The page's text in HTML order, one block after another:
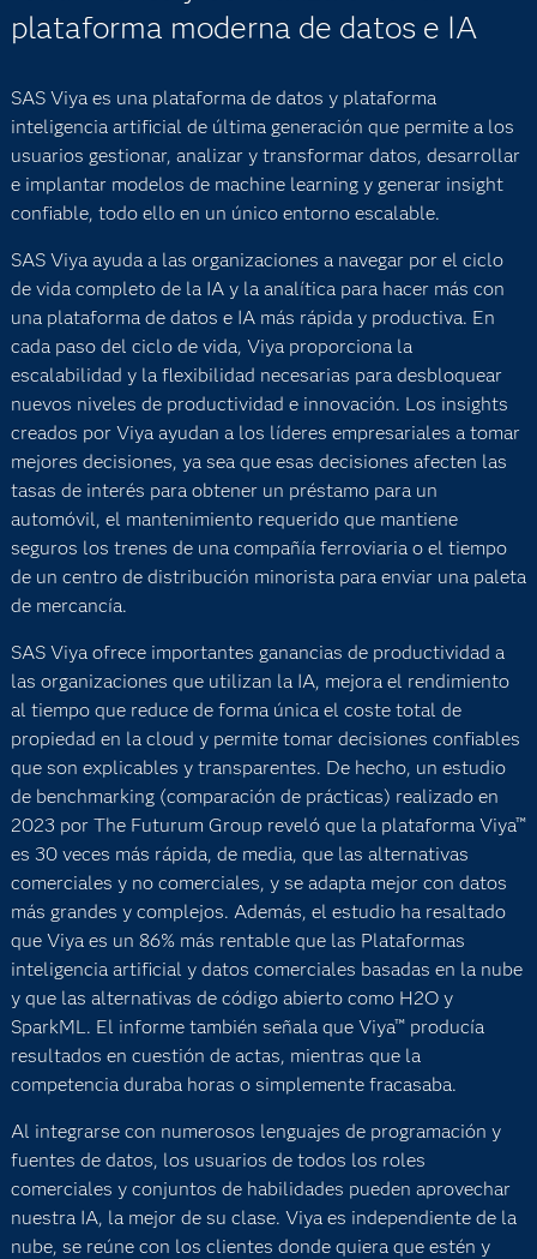
plataforma moderna de datos e IA
SAS Viya es una plataforma de datos y plataforma
inteligencia artificial de última generación que permite a los
usuarios gestionar, analizar y transformar datos, desarrollar
e implantar modelos de machine learning y generar insight
confiable, todo ello en un único entorno escalable.
SAS Viya ayuda a las organizaciones a navegar por el ciclo
de vida completo de la IA y la analítica para hacer más con
una plataforma de datos e IA más rápida y productiva. En
cada paso del ciclo de vida, Viya proporciona la
escalabilidad y la flexibilidad necesarias para desbloquear
nuevos niveles de productividad e innovación. Los insights
creados por Viya ayudan a los líderes empresariales a tomar
mejores decisiones, ya sea que esas decisiones afecten las
tasas de interés para obtener un préstamo para un
automóvil, el mantenimiento requerido que mantiene
seguros los trenes de una compañía ferroviaria o el tiempo
de un centro de distribución minorista para enviar una paleta
de mercancía.
SAS Viya ofrece importantes ganancias de productividad a
las organizaciones que utilizan la IA, mejora el rendimiento
al tiempo que reduce de forma única el coste total de
propiedad en la cloud y permite tomar decisiones confiables
que son explicables y transparentes. De hecho, un estudio
de benchmarking (comparación de prácticas) realizado en
2023 por The Futurum Group reveló que la plataforma Viya™
es 30 veces más rápida, de media, que las alternativas
comerciales y no comerciales, y se adapta mejor con datos
más grandes y complejos. Además, el estudio ha resaltado
que Viya es un 86% más rentable que las Plataformas
inteligencia artificial y datos comerciales basadas en la nube
y que las alternativas de código abierto como H2O y
SparkML. El informe también señala que Viya™ producía
resultados en cuestión de actas, mientras que la
competencia duraba horas o simplemente fracasaba.
Al integrarse con numerosos lenguajes de programación y
fuentes de datos, los usuarios de todos los roles
comerciales y conjuntos de habilidades pueden aprovechar
nuestra IA, la mejor de su clase. Viya es independiente de la
nube, se reúne con los clientes donde quiera que estén y